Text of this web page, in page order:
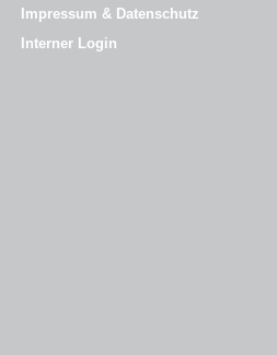
Impressum & Datenschutz
Interner Login